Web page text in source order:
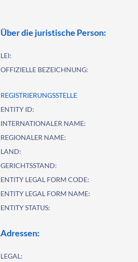
Über die juristische Person:
LEI:
OFFIZIELLE BEZEICHNUNG:
REGISTRIERUNGSSTELLE
ENTITY ID:
INTERNATIONALER NAME:
REGIONALER NAME:
LAND:
GERICHTSSTAND:
ENTITY LEGAL FORM CODE:
ENTITY LEGAL FORM NAME:
ENTITY STATUS:
Adressen:
LEGAL: